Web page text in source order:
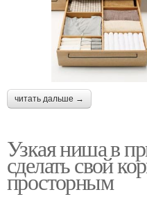
Неудачная ниша
Одежда в прихожей
читать дальше →
Узкая ниша в
сделать свой
просторным